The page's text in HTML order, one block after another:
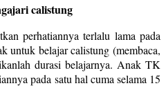
calistung
perhatiannya terlalu lama pada
untuk belajar calistung (membaca,
durasi belajarnya. Anak TK
pada satu hal cuma selama 15